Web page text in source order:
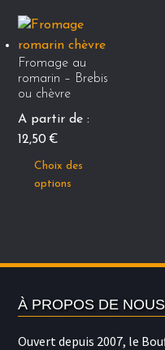
trois
laits
Fromage au
romarin – Brebis
ou chèvre
A partir de :
12,50€
Choix des
options
Les
peuvent
choisies
À PROPOS DE NOUS
Ouvert depuis 2007, le